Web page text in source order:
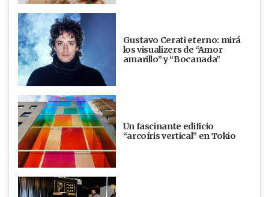
Gustavo Cerati eterno: mirá
los visualizers de “Amor
amarillo” y “Bocanada”
Un fascinante edificio
“arcoíris vertical” en Tokio